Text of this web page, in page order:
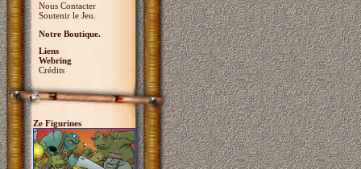
Nous Contacter
Soutenir le Jeu.
Notre Boutique.
Liens
Webring
Crédits
Ze Figurines